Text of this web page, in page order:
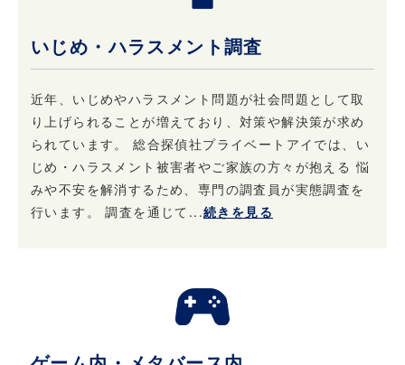
個人情報の開示を求められた場合、当社はこれ
当社の権利や財産を保護する目的で開示するこ
4. 個人情報はいつでも変更・訂正または削除で
きます
当社は、ご本人からお申し出があったときは、
ご本人様確認後登録情報の開示を行います。 ま
ービスが発生する場合があります。
5. 法令・規範の遵守と本ポリシーの継続的な改
いじめ・ハラスメント調査
近年、いじめやハラスメント問題が社会問題として取
り上げられることが増えており、対策や解決策が求め
られています。 総合探偵社プライベートアイでは、い
じめ・ハラスメント被害者やご家族の方々が抱える 悩
みや不安を解消するため、専門の調査員が実態調査を
行います。 調査を通じて...続きを見る